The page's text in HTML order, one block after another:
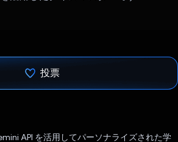
投票
API を活用してパーソナライズされた学